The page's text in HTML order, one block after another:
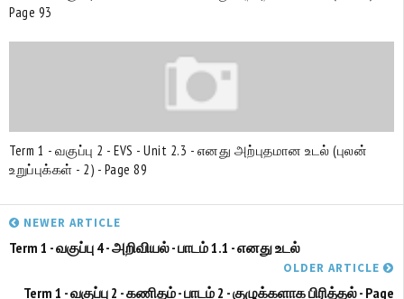
Page 93
Term 1 - வகுப்பு 2 - EVS - Unit 2.3 - எனது அற்புதமான உடல் (புலன்
உறுப்புக்கள் - 2) - Page 89
NEWER ARTICLE
Term 1 - வகுப்பு 4 - அறிவியல் - பாடம் 1.1 - எனது உடல்
OLDER ARTICLE
Term 1 - வகுப்பு 2 - கணிதம் - பாடம் 2 - குழுக்களாக பிரித்தல் - Page